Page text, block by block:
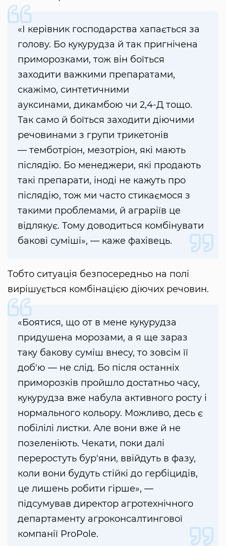
«І керівник господарства хапається за
голову. Бо кукурудза й так пригнічена
приморозками, тож він боїться
заходити важкими препаратами,
скажімо, синтетичними
ауксинами, дикамбою чи 2,4-Д тощо.
Так само й боїться заходити діючими
речовинами з групи трикетонів
— темботріон, мезотріон, які мають
післядію. Бо менеджери, які продають
такі препарати, іноді не кажуть про
післядію, тож ми часто стикаємося з
такими проблемами, й аграріїв це
відлякує. Тому доводиться комбінувати
бакові суміші», — каже фахівець.
Тобто ситуація безпосередньо на полі
вирішується комбінацією діючих речовин.
«Боятися, що от в мене кукурудза
придушена морозами, а я ще зараз
таку бакову суміш внесу, то зовсім її
доб'ю — не слід. Бо після останніх
приморозків пройшло достатньо часу,
кукурудза вже набула активного росту і
нормального кольору. Можливо, десь є
побілілі листки. Але вони вже й не
позеленіють. Чекати, поки далі
переростуть бур'яни, ввійдуть в фазу,
коли вони будуть стійкі до гербіцидів,
це лишень робити гірше», —
підсумував директор агротехнічного
департаменту агроконсалтингової
компанії ProPole.